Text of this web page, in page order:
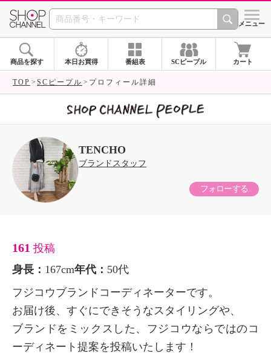
SHOP CHANNEL シメニュー
商品を探す 本日お買得 番組表 SCピープル カート
TOP SCピープル プロフィール詳細
TENCHO
ブランドスタッフ
フォローする
161 投稿
身長： 167cm年代： 50代
フジコウブランドコーディネーターです。
お届け後、すぐにできそうなスタイリングや、
ブランドをミックスした、フジコウならではのコ
ーディネート提案を投稿いたします！